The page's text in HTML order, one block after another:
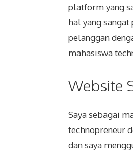
platform yang
hal yang sangat
pelanggan
mahasiswa
Website
Saya sebagai
technopreneur
dan saya